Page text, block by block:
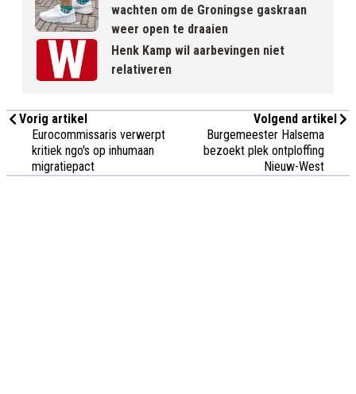
wachten om de Groningse gaskraan
weer open te draaien
Henk Kamp wil aarbevingen niet
relativeren
Vorig artikel
Eurocommissaris verwerpt
kritiek ngo's op inhumaan
migratiepact
Volgend artikel
Burgemeester Halsema
bezoekt plek ontploffing
Nieuw-West